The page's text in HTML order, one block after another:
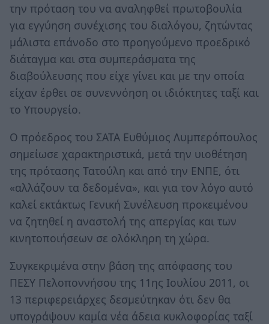
την πρόταση του να αναληφθεί πρωτοβουλία
για εγγύηση συνέχισης του διαλόγου, ζητώντας
μάλιστα επάνοδο στο προηγούμενο προεδρικό
διάταγμα και στα συμπεράσματα της
διαβούλευσης που είχε γίνει και με την οποία
είχαν έρθει σε συνεννόηση οι ιδιόκτητες ταξί και
το Υπουργείο.
Ο πρόεδρος του ΣΑΤΑ Ευθύμιος Λυμπερόπουλος
σημείωσε χαρακτηριστικά, μετά την υιοθέτηση
της πρότασης Τατούλη και από την ΕΝΠΕ, ότι
«αλλάζουν τα δεδομένα», και για τον λόγο αυτό
καλεί εκτάκτως Γενική Συνέλευση προκειμένου
να ζητηθεί η αναστολή της απεργίας και των
κινητοποιήσεων σε ολόκληρη τη χώρα.
Συγκεκριμένα στην βάση της απόφασης του
ΠΕΣΥ Πελοποννήσου της 11ης Ιουλίου 2011, οι
13 περιφερειάρχες δεσμεύτηκαν ότι δεν θα
υπογράψουν καμία νέα άδεια κυκλοφορίας ταξί